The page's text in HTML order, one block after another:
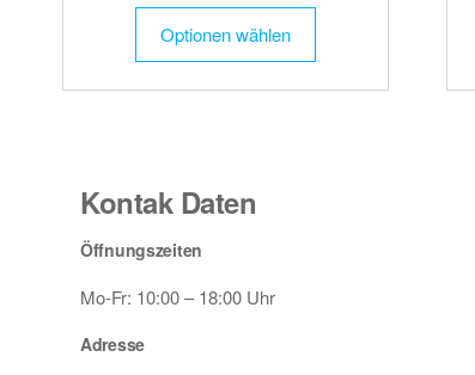
Optionen wählen
Kontak Daten
Öffnungszeiten
Mo-Fr: 10:00 – 18:00 Uhr
Adresse